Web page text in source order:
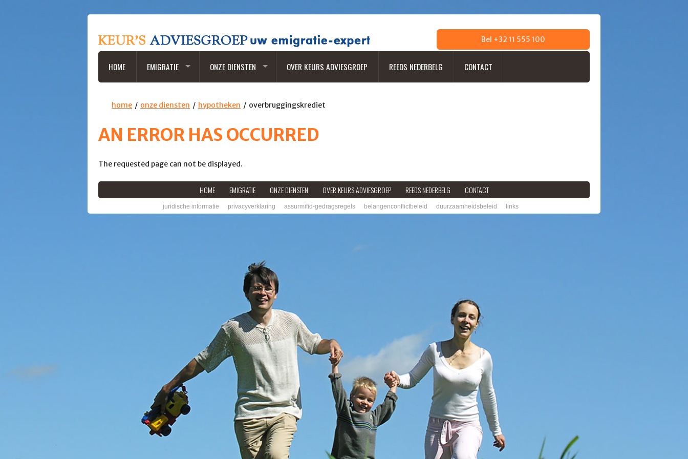
Bel +32 11 555 100
HOME EMIGRATIE ONZE DIENSTEN OVER KEURS ADVIESGROEP REEDS NEDERBELG CONTACT
home onze diensten hypotheken overbruggingskrediet
AN ERROR HAS OCCURRED
The requested page can not be displayed.
HOME EMIGRATIE ONZE DIENSTEN OVER KEURS ADVIESGROEP REEDS NEDERBELG CONTACT
juridische informatie privacyverklaring assurmifid-gedragsregels belangenconflictbeleid duurzaamheidsbeleid links